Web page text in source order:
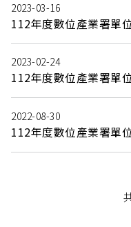
2023-03-16
112年度數位產業署單
2023-02-24
112年度數位產業署單
2022-08-30
112年度數位產業署單